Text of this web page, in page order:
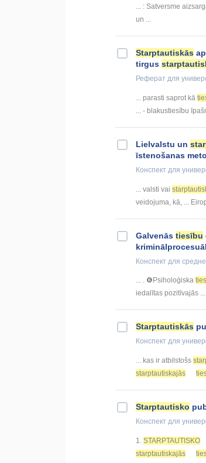
... : Satversme
un ...
Starptautiskās
tirgus
Реферат для
... parasti saprot kā
... - blakustiesību
Lielvalstu un
īstenošanas
Конспект для
... valsti vai
veidojuma, kā, ...
Galvenās tiesību
Конспект для
... . ❻Psiholoģiska
iedalītas pozitīvajās
Starptautiskās
Конспект для
... kas ir atbilstošs
starptautiskajās
Starptautisko
Конспект для
1. STARPTAUTISKO
starptautiskajās